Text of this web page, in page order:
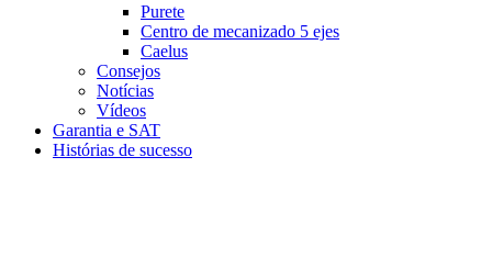
Purete
Centro de mecanizado 5 ejes
Caelus
Consejos
Notícias
Vídeos
Garantia e SAT
Histórias de sucesso